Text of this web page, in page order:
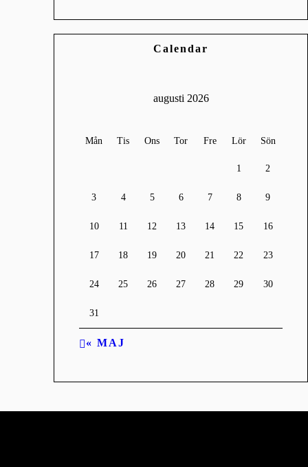
Calendar
augusti 2026
Mån Tis Ons Tor Fre Lör Sön
1 2
3 4 5 6 7 8 9
10 11 12 13 14 15 16
17 18 19 20 21 22 23
24 25 26 27 28 29 30
31
« MAJ